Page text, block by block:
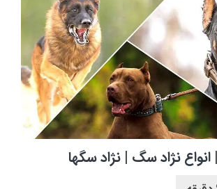
نژاد سگ | نژاد سگها